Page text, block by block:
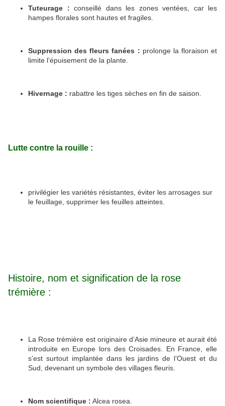
Tuteurage : conseillé dans les zones ventées, car les
hampes florales sont hautes et fragiles.
Suppression des fleurs fanées : prolonge la floraison et
limite l’épuisement de la plante.
Hivernage : rabattre les tiges sèches en fin de saison.
Lutte contre la rouille :
privilégier les variétés résistantes, éviter les arrosages sur
le feuillage, supprimer les feuilles atteintes.
Histoire, nom et signification de la rose
trémière :
La Rose trémière est originaire d’Asie mineure et aurait été
introduite en Europe lors des Croisades. En France, elle
s’est surtout implantée dans les jardins de l’Ouest et du
Sud, devenant un symbole des villages fleuris.
Nom scientifique : Alcea rosea.